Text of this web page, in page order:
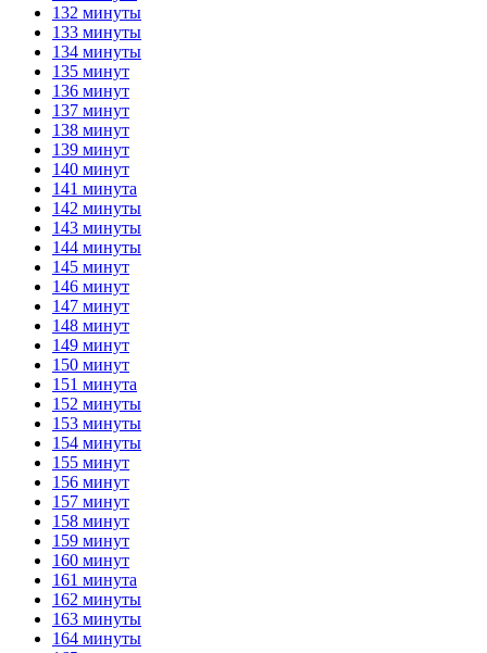
132 минуты
133 минуты
134 минуты
135 минут
136 минут
137 минут
138 минут
139 минут
140 минут
141 минута
142 минуты
143 минуты
144 минуты
145 минут
146 минут
147 минут
148 минут
149 минут
150 минут
151 минута
152 минуты
153 минуты
154 минуты
155 минут
156 минут
157 минут
158 минут
159 минут
160 минут
161 минута
162 минуты
163 минуты
164 минуты